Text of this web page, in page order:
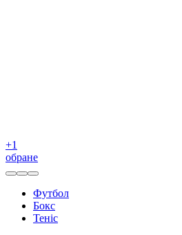
+1
обране
Футбол
Бокс
Теніс